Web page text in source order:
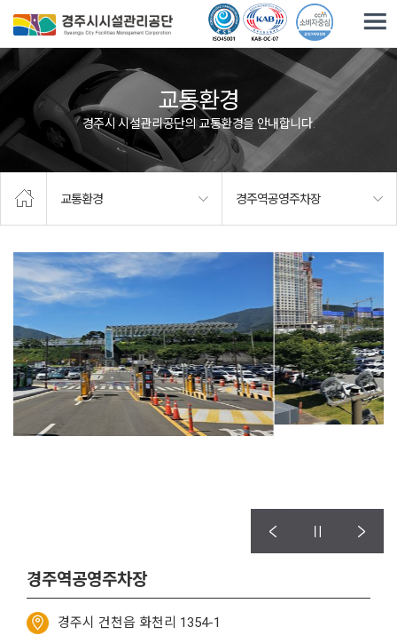
교통환경
경주시 시설관리공단의 교통환경을 안내합니다.
교통환경 경주역공영주차장
경주역공영주차장
경주시 건천읍 화천리 1354-1